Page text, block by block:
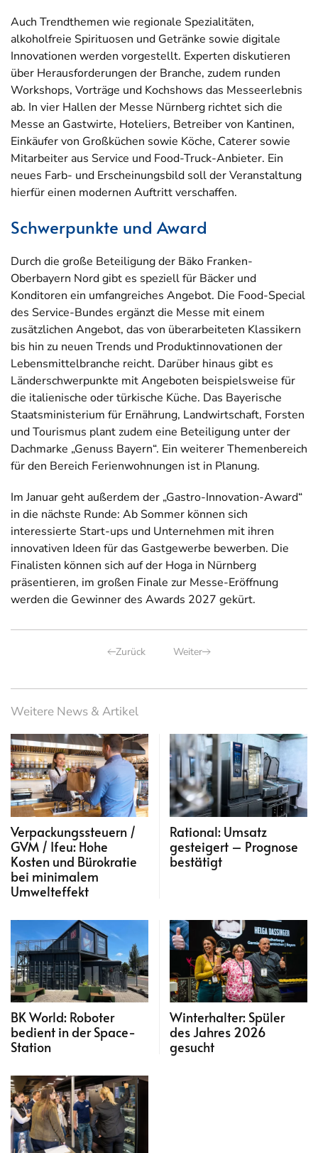
Auch Trendthemen wie regionale Spezialitäten,
alkoholfreie Spirituosen und Getränke sowie digitale
Innovationen werden vorgestellt. Experten diskutieren
über Herausforderungen der Branche, zudem runden
Workshops, Vorträge und Kochshows das Messeerlebnis
ab. In vier Hallen der Messe Nürnberg richtet sich die
Messe an Gastwirte, Hoteliers, Betreiber von Kantinen,
Einkäufer von Großküchen sowie Köche, Caterer sowie
Mitarbeiter aus Service und Food-Truck-Anbieter. Ein
neues Farb- und Erscheinungsbild soll der Veranstaltung
hierfür einen modernen Auftritt verschaffen.
Schwerpunkte und Award
Durch die große Beteiligung der Bäko Franken-
Oberbayern Nord gibt es speziell für Bäcker und
Konditoren ein umfangreiches Angebot. Die Food-Special
des Service-Bundes ergänzt die Messe mit einem
zusätzlichen Angebot, das von überarbeiteten Klassikern
bis hin zu neuen Trends und Produktinnovationen der
Lebensmittelbranche reicht. Darüber hinaus gibt es
Länderschwerpunkte mit Angeboten beispielsweise für
die italienische oder türkische Küche. Das Bayerische
Staatsministerium für Ernährung, Landwirtschaft, Forsten
und Tourismus plant zudem eine Beteiligung unter der
Dachmarke „Genuss Bayern“. Ein weiterer Themenbereich
für den Bereich Ferienwohnungen ist in Planung.
Im Januar geht außerdem der „Gastro-Innovation-Award“
in die nächste Runde: Ab Sommer können sich
interessierte Start-ups und Unternehmen mit ihren
innovativen Ideen für das Gastgewerbe bewerben. Die
Finalisten können sich auf der Hoga in Nürnberg
präsentieren, im großen Finale zur Messe-Eröffnung
werden die Gewinner des Awards 2027 gekürt.
Zurück Weiter
Weitere News & Artikel
Verpackungssteuern /
GVM / Ifeu: Hohe
Kosten und Bürokratie
bei minimalem
Umwelteffekt
Rational: Umsatz
gesteigert – Prognose
bestätigt
BK World: Roboter
bedient in der Space-
Station
Winterhalter: Spüler
des Jahres 2026
gesucht